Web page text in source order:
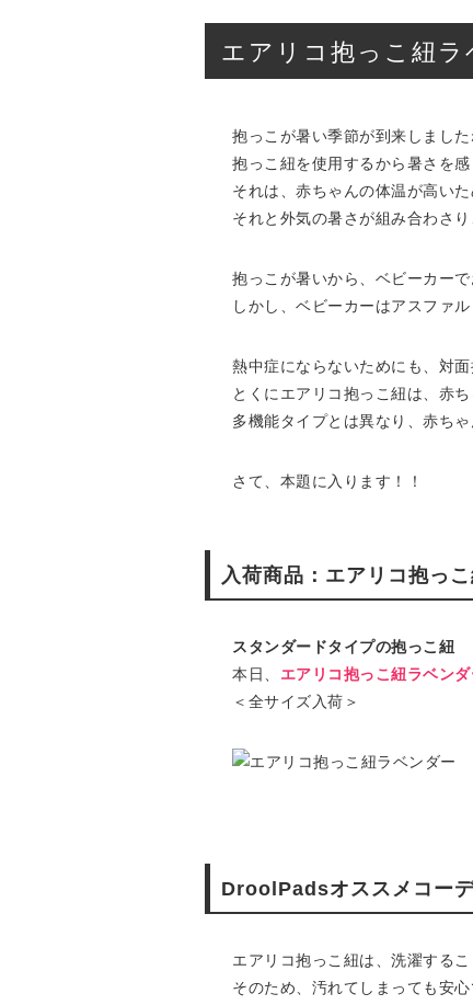
エアリコ抱っこ紐
抱っこが暑い季節が到来しました
抱っこ紐を使用するから暑さを
それは、赤ちゃんの体温が高いた
それと外気の暑さが組み合わさ
抱っこが暑いから、ベビーカー
しかし、ベビーカーはアスファ
熱中症にならないためにも、対
とくにエアリコ抱っこ紐は、赤
多機能タイプとは異なり、赤ち
さて、本題に入ります！！
入荷商品：エアリコ抱っ
スタンダードタイプの抱っこ紐
本日、 エアリコ抱っこ紐ラベン
＜全サイズ入荷＞
DroolPadsオススメコー
エアリコ抱っこ紐は、洗濯するこ
そのため、汚れてしまっても安心